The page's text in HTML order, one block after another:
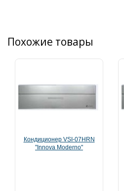
Похожие товары
Кондиционер VSI-07HRN
"Innova Moderno"